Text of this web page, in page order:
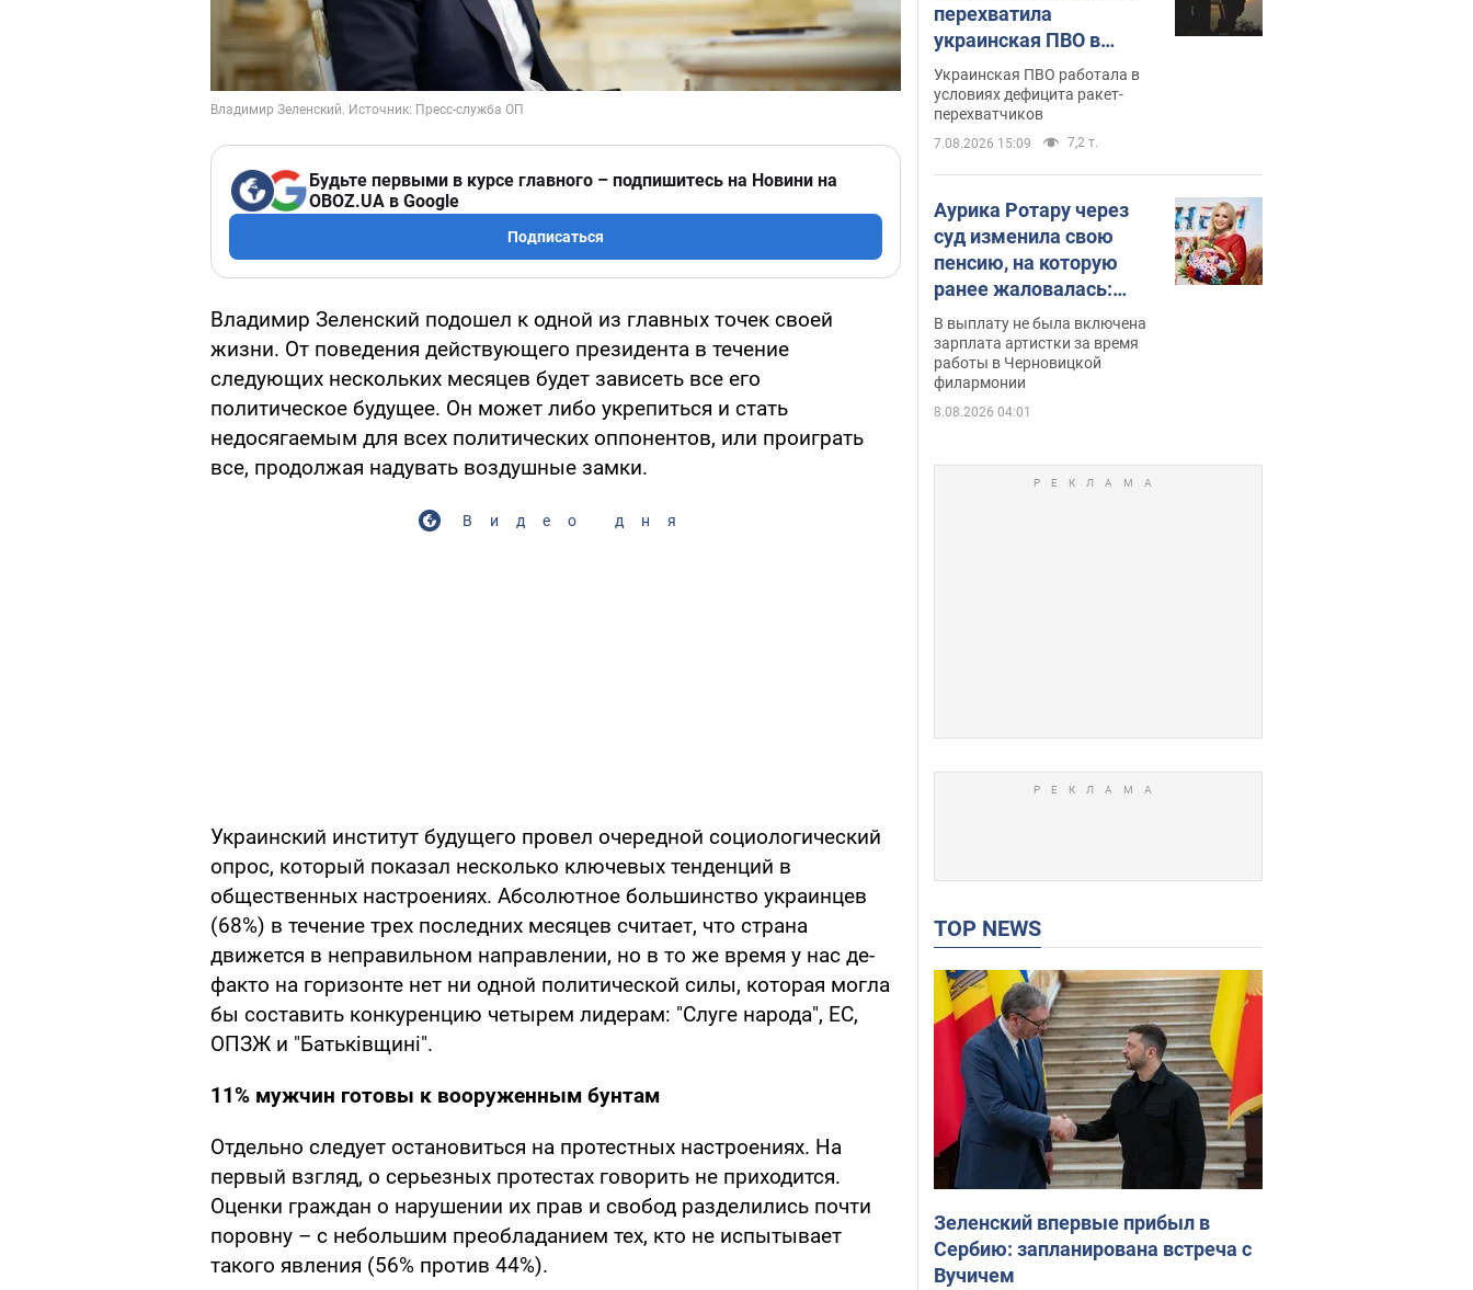
Будьте первыми в курсе главного – подпишитесь на Новини на
OBOZ.UA в Google
Подписаться
Владимир Зеленский подошел к одной из главных точек своей
жизни. От поведения действующего президента в течение
следующих нескольких месяцев будет зависеть все его
политическое будущее. Он может либо укрепиться и стать
недосягаемым для всех политических оппонентов, или проиграть
все, продолжая надувать воздушные замки.
Видео дня
Украинский институт будущего провел очередной социологический
опрос, который показал несколько ключевых тенденций в
общественных настроениях. Абсолютное большинство украинцев
(68%) в течение трех последних месяцев считает, что страна
движется в неправильном направлении, но в то же время у нас де-
факто на горизонте нет ни одной политической силы, которая могла
бы составить конкуренцию четырем лидерам: "Слуге народа", ЕС,
ОПЗЖ и "Батьківщині".
11% мужчин готовы к вооруженным бунтам
Отдельно следует остановиться на протестных настроениях. На
первый взгляд, о серьезных протестах говорить не приходится.
Оценки граждан о нарушении их прав и свобод разделились почти
поровну – с небольшим преобладанием тех, кто не испытывает
такого явления (56% против 44%).
перехватила
украинская ПВО в
июле: в Минобороны
назвали цифру
Украинская ПВО работала в
условиях дефицита ракет-
перехватчиков
7.08.2026 15:09 7,2 т.
Аурика Ротару через
суд изменила свою
пенсию, на которую
ранее жаловалась:
сколько получала
певица
В выплату не была включена
зарплата артистки за время
работы в Черновицкой
филармонии
8.08.2026 04:01
TOP NEWS
Зеленский впервые прибыл в
Сербию: запланирована встреча с
Вучичем